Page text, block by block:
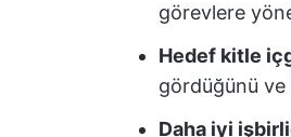
görevlere
Hedef kitle
gördüğünü ve
Daha iyi